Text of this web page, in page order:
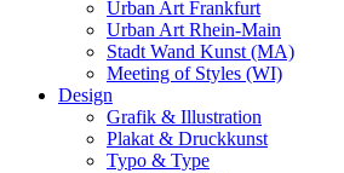
Urban Art Frankfurt
Urban Art Rhein-Main
Stadt Wand Kunst (MA)
Meeting of Styles (WI)
Design
Grafik & Illustration
Plakat & Druckkunst
Typo & Type